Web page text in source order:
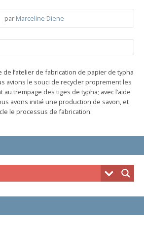
par Marceline Diene
de l’atelier de fabrication de papier de typha
avions le souci de recycler proprement les
trempage des tiges de typha; avec l’aide
avons initié une production de savon, et
le processus de fabrication.